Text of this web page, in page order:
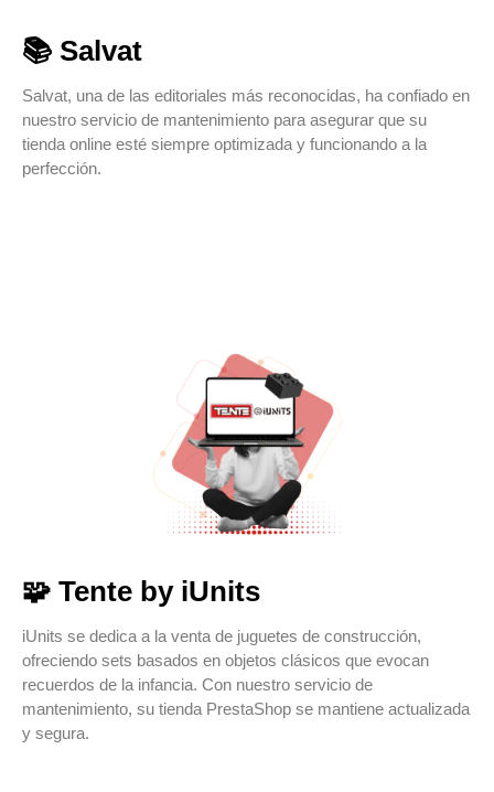
📚 Salvat
Salvat, una de las editoriales más reconocidas, ha confiado en
nuestro servicio de mantenimiento para asegurar que su
tienda online esté siempre optimizada y funcionando a la
perfección.​
🧩 Tente by iUnits
iUnits se dedica a la venta de juguetes de construcción,
ofreciendo sets basados en objetos clásicos que evocan
recuerdos de la infancia. Con nuestro servicio de
mantenimiento, su tienda PrestaShop se mantiene actualizada
y segura.